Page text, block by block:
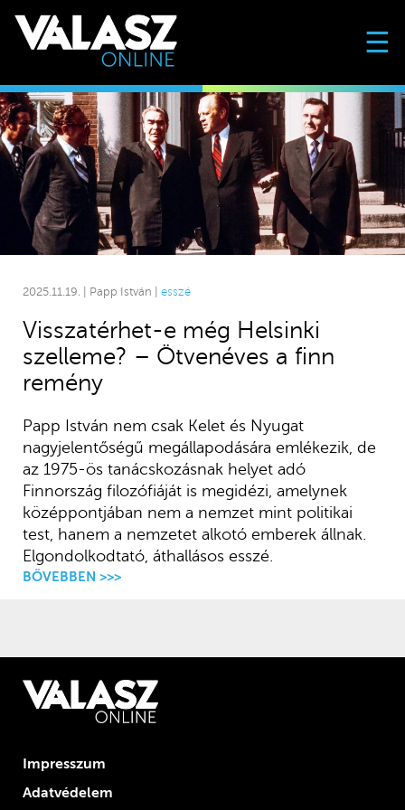
☰
2025.11.19. | Papp István | esszé
Visszatérhet-e még Helsinki
szelleme? – Ötvenéves a finn
remény
Papp István nem csak Kelet és Nyugat
nagyjelentőségű megállapodására emlékezik, de
az 1975-ös tanácskozásnak helyet adó
Finnország filozófiáját is megidézi, amelynek
középpontjában nem a nemzet mint politikai
test, hanem a nemzetet alkotó emberek állnak.
Elgondolkodtató, áthallásos esszé.
BŐVEBBEN >>>
Impresszum
Adatvédelem